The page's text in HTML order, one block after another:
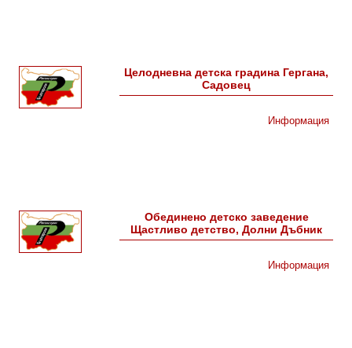
Целодневна детска градина Гергана,
Садовец
Информация
Обединено детско заведение
Щастливо детство, Долни Дъбник
Информация